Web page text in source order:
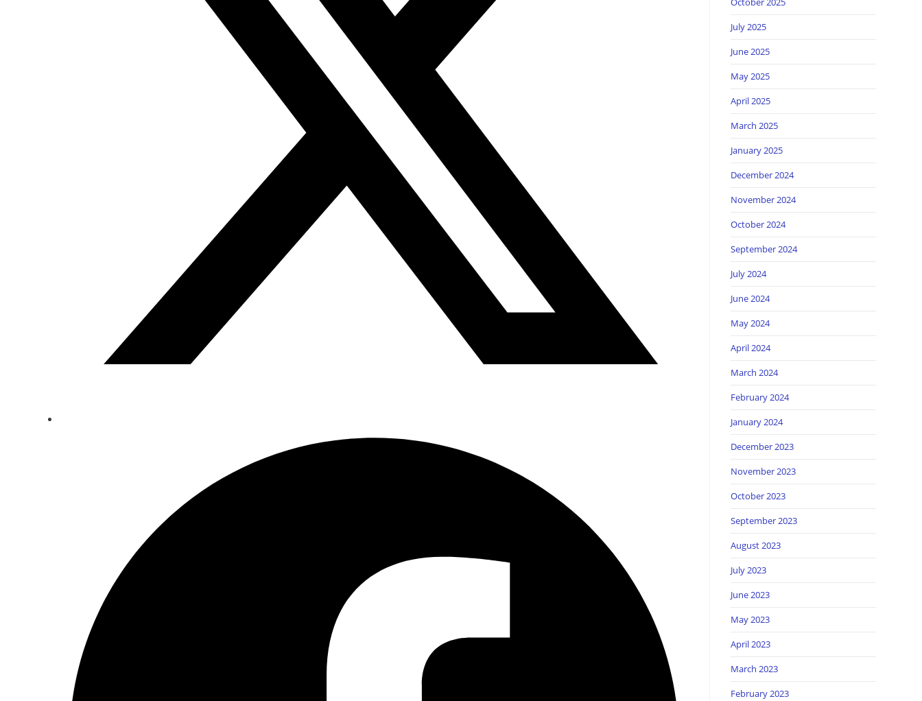
July 2025
June 2025
May 2025
April 2025
March 2025
January 2025
December 2024
November 2024
October 2024
September 2024
July 2024
June 2024
May 2024
April 2024
March 2024
February 2024
January 2024
December 2023
November 2023
October 2023
September 2023
August 2023
July 2023
June 2023
May 2023
April 2023
March 2023
February 2023